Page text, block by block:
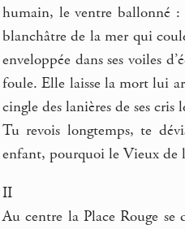
humain, le ventre ballonné :
blanchâtre de la mer qui
enveloppée dans ses voiles
foule. Elle laisse la mort lui
cingle des lanières de ses cris
Tu revois longtemps, te
enfant, pourquoi le Vieux de
II
Au centre la Place Rouge se